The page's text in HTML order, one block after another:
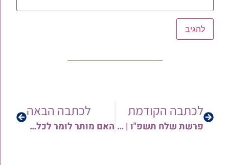
לכתבה הקודמת
פרשת שלח תשפ"ו | שיחתו השבועית של הרב יחיאל נדב
לכתבה הבאה
האם מותר לומר לכלב מאולף להדליק אור בשבת? | הרב אברהם אבידר